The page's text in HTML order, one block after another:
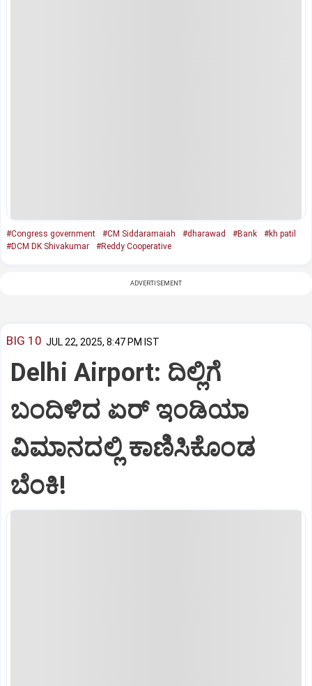
#Congress government #CM Siddaramaiah #dharawad #Bank
#kh patil
#DCM DK Shivakumar
#Reddy Cooperative
ADVERTISEMENT
BIG 10 JUL 22, 2025, 8:47 PM IST
Delhi Airport: ದಿಲ್ಲಿಗೆ
ಬಂದಿಳಿದ ಏರ್‌ ಇಂಡಿಯಾ
ವಿಮಾನದಲ್ಲಿ ಕಾಣಿಸಿಕೊಂಡ
ಬೆಂಕಿ!